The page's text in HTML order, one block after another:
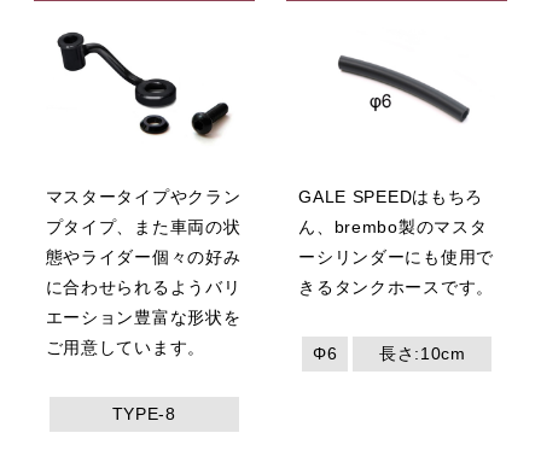
マスタータイプやクラン
プタイプ、また車両の状
態やライダー個々の好み
に合わせられるようバリ
エーション豊富な形状を
ご用意しています。
TYPE-8
GALE SPEEDはもちろ
ん、brembo製のマスタ
ーシリンダーにも使用で
きるタンクホースです。
Φ6 長さ:10cm